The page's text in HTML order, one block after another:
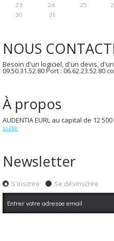
23
24 25
30
31
NOUS
Besoin d'un logiciel, d'un devis,
09.50.31.52.80 Port : 06.62.23.52.80
À propos
AUDENTIA EURL au capital de 12
suite
Newsletter
S'inscrire Se désinscrire